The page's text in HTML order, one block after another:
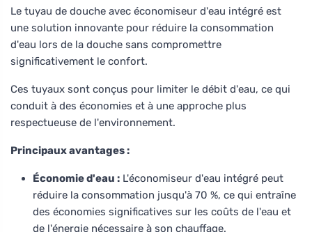
Le tuyau de douche avec économiseur d'eau intégré est
une solution innovante pour réduire la consommation
d'eau lors de la douche sans compromettre
significativement le confort.
Ces tuyaux sont conçus pour limiter le débit d'eau, ce qui
conduit à des économies et à une approche plus
respectueuse de l'environnement.
Principaux avantages :
Économie d'eau : L'économiseur d'eau intégré peut
réduire la consommation jusqu'à 70 %, ce qui entraîne
des économies significatives sur les coûts de l'eau et
de l'énergie nécessaire à son chauffage.